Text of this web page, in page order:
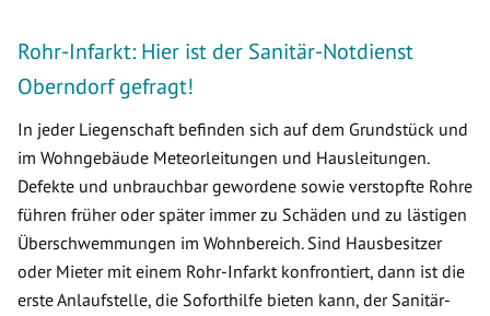
Rohr-Infarkt: Hier ist der Sanitär-Notdienst
Oberndorf gefragt!
In jeder Liegenschaft befinden sich auf dem Grundstück und
im Wohngebäude Meteorleitungen und Hausleitungen.
Defekte und unbrauchbar gewordene sowie verstopfte Rohre
führen früher oder später immer zu Schäden und zu lästigen
Überschwemmungen im Wohnbereich. Sind Hausbesitzer
oder Mieter mit einem Rohr-Infarkt konfrontiert, dann ist die
erste Anlaufstelle, die Soforthilfe bieten kann, der Sanitär-